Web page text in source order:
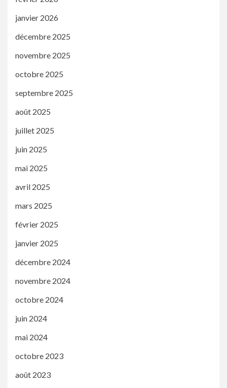
janvier 2026
décembre 2025
novembre 2025
octobre 2025
septembre 2025
août 2025
juillet 2025
juin 2025
mai 2025
avril 2025
mars 2025
février 2025
janvier 2025
décembre 2024
novembre 2024
octobre 2024
juin 2024
mai 2024
octobre 2023
août 2023